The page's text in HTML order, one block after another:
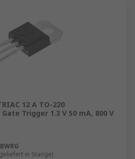
12 A TO-220
Trigger 1.3 V 50 mA, 800 V
in Stange)